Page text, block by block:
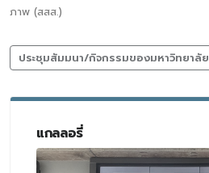
ภาพ (สสส.)
ประชุมสัมมนา/กิจกรรมของมหาวิทยาลัย
แกลลอรี่